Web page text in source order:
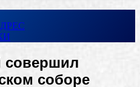
совершил
соборе